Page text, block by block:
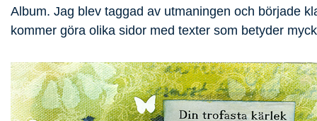
Album. Jag blev taggad av utmaningen och började
kommer göra olika sidor med texter som betyder